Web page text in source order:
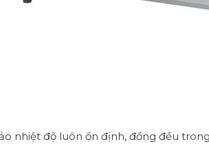
nhiệt độ luôn ổn định, đồng đều